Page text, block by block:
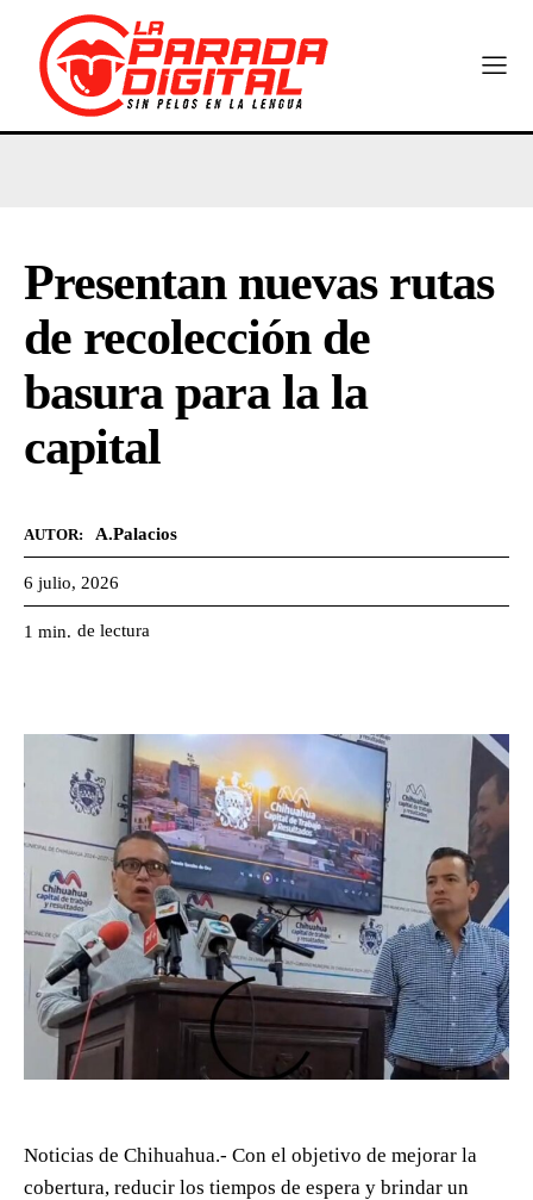
Presentan nuevas rutas
de recolección de
basura para la la
capital
AUTOR: A.Palacios
6 julio, 2026
1 min. de lectura
Noticias de Chihuahua.- Con el objetivo de mejorar la
cobertura, reducir los tiempos de espera y brindar un